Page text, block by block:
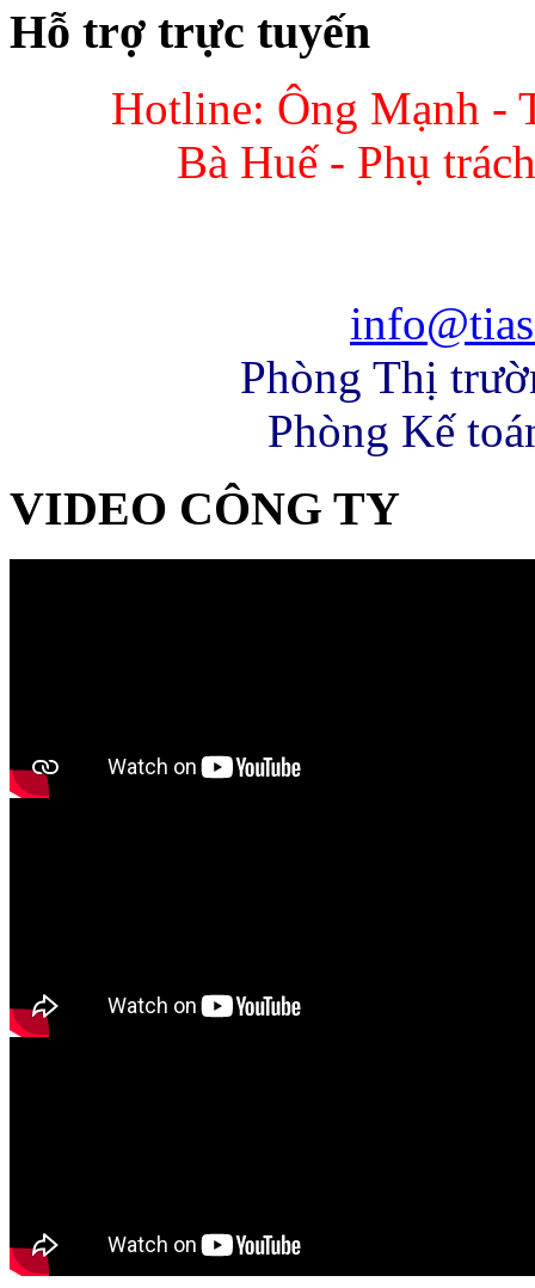
Hỗ trợ trực tuyến
Hotline: Ông Mạnh -
Bà Huế - Phụ
Phòng Thị
Phòng Kế
VIDEO CÔNG TY